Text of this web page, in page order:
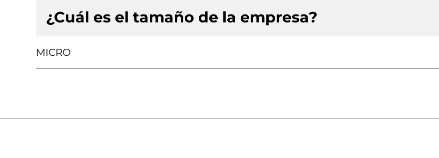
¿Cuál es el tamaño de la empresa?
MICRO